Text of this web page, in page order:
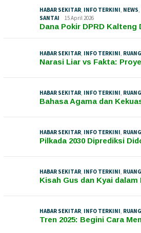
HABAR SEKITAR, INFO TERKINI, NEWS,
SANTAI
15 April 2026
Dana Pokir DPRD
HABAR SEKITAR, INFO TERKINI,
Narasi Liar vs Fakta:
HABAR SEKITAR, INFO TERKINI,
Bahasa Agama dan
HABAR SEKITAR, INFO TERKINI,
Pilkada 2030 Diprediksi
HABAR SEKITAR, INFO TERKINI,
Kisah Gus dan Kyai
HABAR SEKITAR, INFO TERKINI,
Tren 2025: Begini Cara